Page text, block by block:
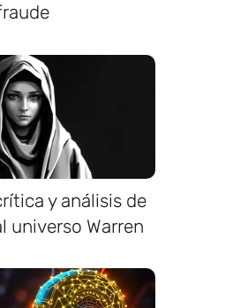
y análisis de
universo Warren